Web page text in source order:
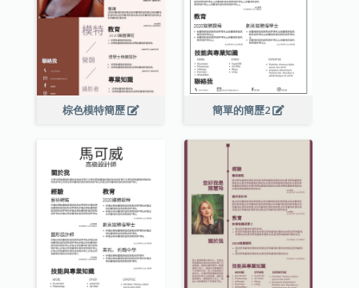
棕色模特簡歷 簡單的簡歷2